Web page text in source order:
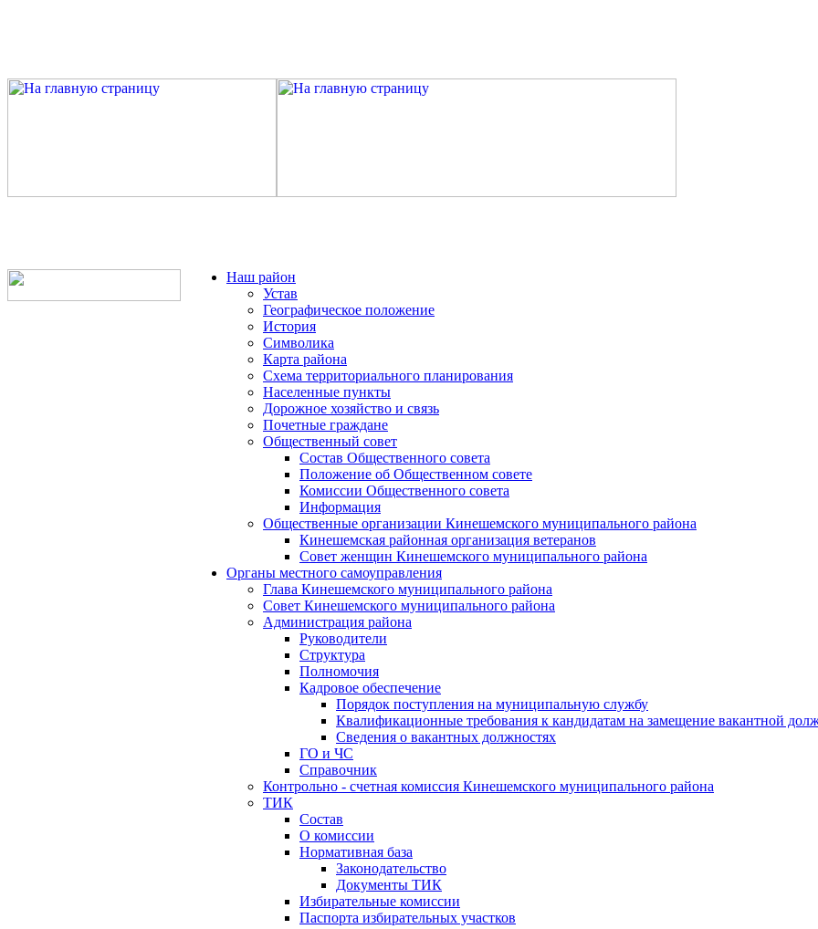
Наш район
Устав
Географическое положение
История
Символика
Карта района
Схема территориального планирования
Населенные пункты
Дорожное хозяйство и связь
Почетные граждане
Общественный совет
Состав Общественного совета
Положение об Общественном совете
Комиссии Общественного совета
Информация
Общественные организации Кинешемского муниципального района
Кинешемская районная организация ветеранов
Совет женщин Кинешемского муниципального района
Органы местного самоуправления
Глава Кинешемского муниципального района
Совет Кинешемского муниципального района
Администрация района
Руководители
Структура
Полномочия
Кадровое обеспечение
Порядок поступления на муниципальную службу
Квалификационные требования к кандидатам на замещение вакантной
Сведения о вакантных должностях
ГО и ЧС
Справочник
Контрольно - счетная комиссия Кинешемского муниципального района
ТИК
Состав
О комиссии
Нормативная база
Законодательство
Документы ТИК
Избирательные комиссии
Паспорта избирательных участков